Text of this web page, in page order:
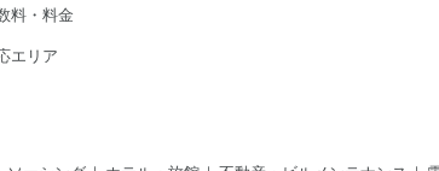
料・料金
エリア